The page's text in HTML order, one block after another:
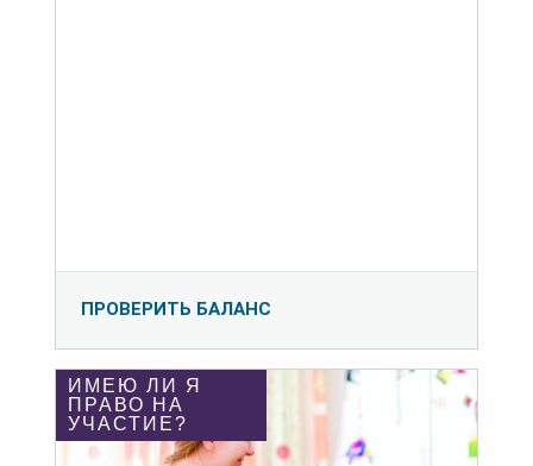
ПРОВЕРИТЬ БАЛАНС
ИМЕЮ ЛИ Я
ПРАВО НА
УЧАСТИЕ?